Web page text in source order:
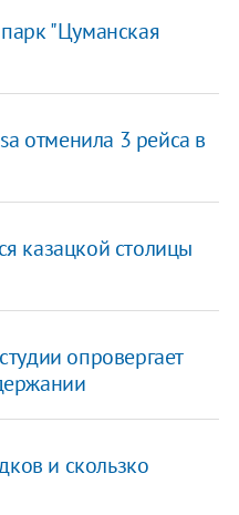
"Цуманская
отменила 3 рейса в
казацкой столицы
опровергает
и скользко